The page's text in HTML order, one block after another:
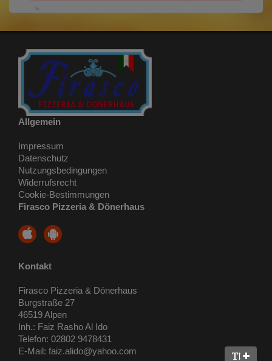
Text
Allgemein
Impressum
Datenschutz
Nutzungsbedingungen
Widerrufsrecht
Cookie-Bestimmungen
Firasco Pizzeria & Dönerhaus
Kontakt
Firasco Pizzeria & Dönerhaus
Burgstraße 27
46519 Alpen
Inh.: Faiz Rasho Al Ido
Telefon: 02802 9478431
E-Mail: faiz.alido@yahoo.com